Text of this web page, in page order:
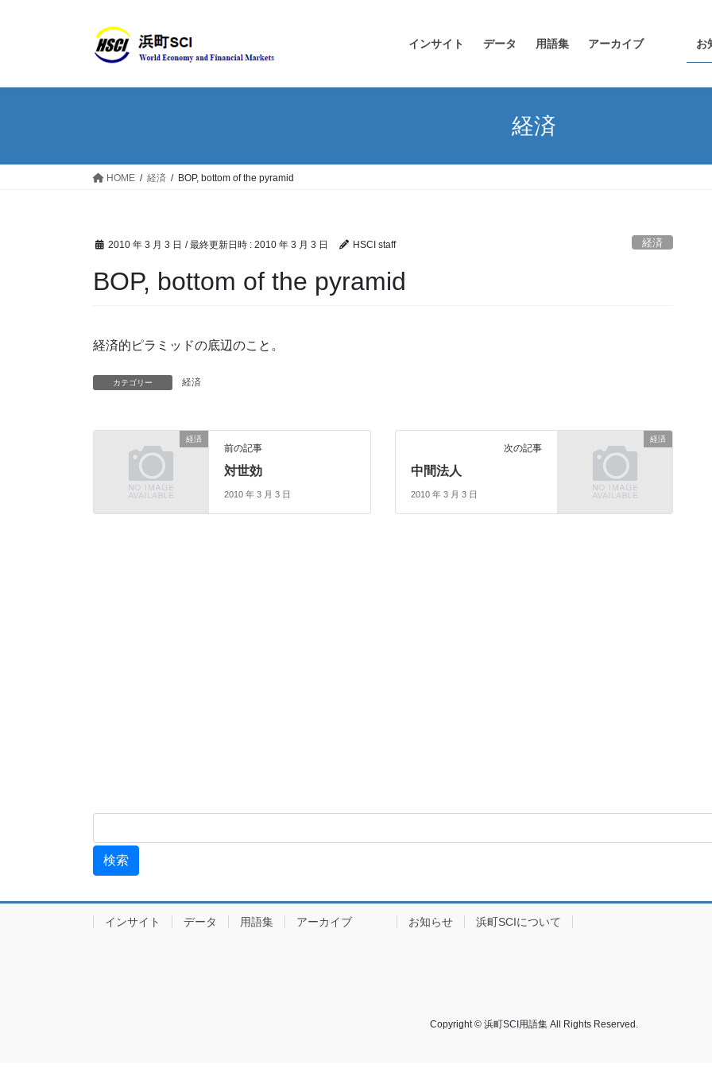
インサイト データ 用語集 アーカイブ お
経済
HOME 経済 BOP, bottom of the pyramid
2010 年 3 月 3 日 / 最終更新日時 : 2010 年 3 月 3 日 HSCI staff 経済
BOP, bottom of the pyramid
経済的ピラミッドの底辺のこと。
カテゴリー 経済
経済
前の記事
対世効
2010 年 3 月 3 日
経済
次の記事
中間法人
2010 年 3 月 3 日
インサイト データ 用語集 アーカイブ お知らせ 浜町SCIについて
Copyright © 浜町SCI用語集 All Rights Reserved.